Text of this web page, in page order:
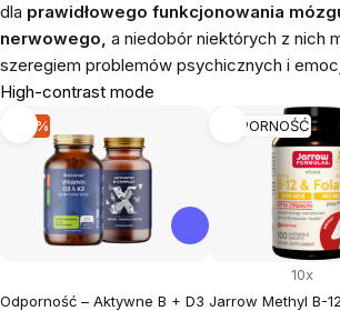
dla prawidłowego funkcjonowania
nerwowego, a niedobór niektórych z nich
szeregiem problemów psychicznych i
High-contrast mode
-15 %
Odporność – Aktywne B + D3
ODPORNOŚĆ
Jarrow Methyl B-
10x